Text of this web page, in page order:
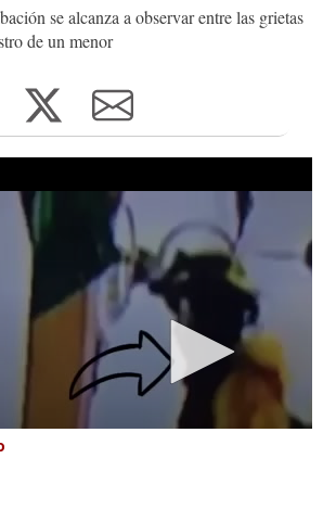
se alcanza a observar entre las grietas
de un menor